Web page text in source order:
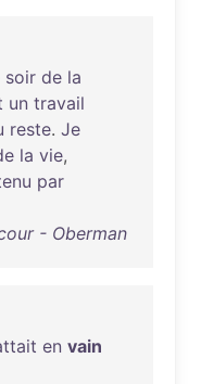
soir de la
un travail
reste. Je
la vie,
par
- Oberman
en vain